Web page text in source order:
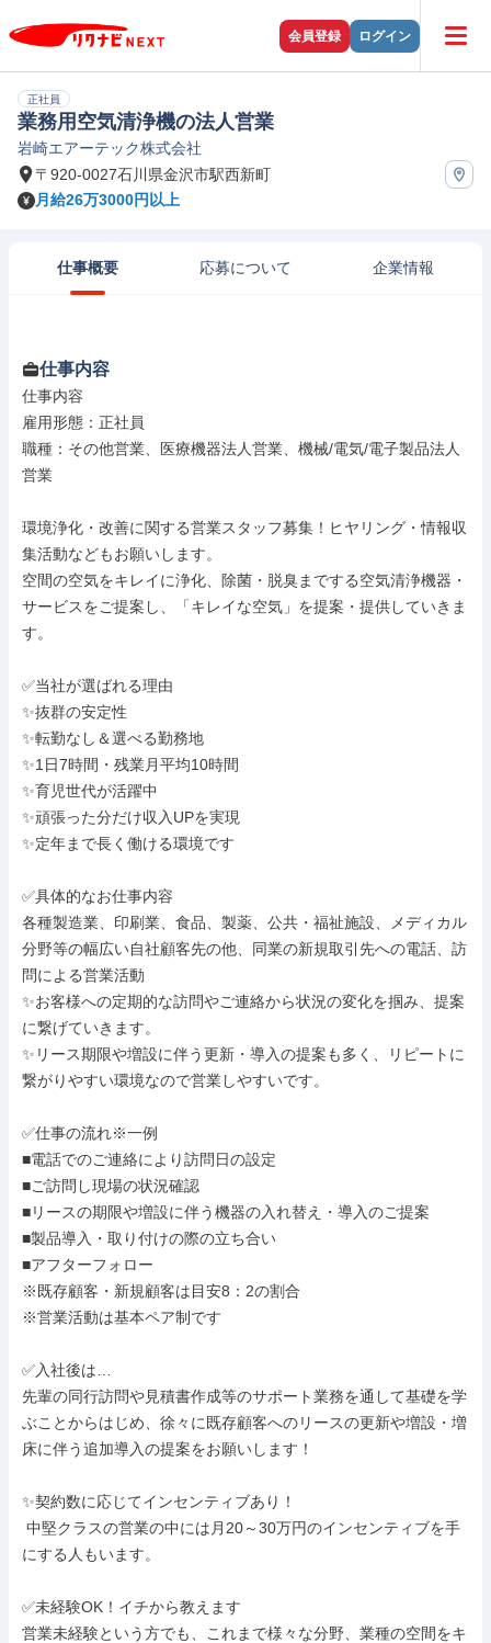
会員登録 ログイン
正社員
業務用空気清浄機の法人営業
岩崎エアーテック株式会社
〒920-0027石川県金沢市駅西新町
月給26万3000円以上
仕事概要 応募について 企業情報
仕事内容
仕事内容
雇用形態：正社員
職種：その他営業、医療機器法人営業、機械/電気/電子製品法人
営業
環境浄化・改善に関する営業スタッフ募集！ヒヤリング・情報収
集活動などもお願いします。
空間の空気をキレイに浄化、除菌・脱臭までする空気清浄機器・
サービスをご提案し、「キレイな空気」を提案・提供していきま
す。
✅当社が選ばれる理由
✨抜群の安定性
✨転勤なし＆選べる勤務地
✨1日7時間・残業月平均10時間
✨育児世代が活躍中
✨頑張った分だけ収入UPを実現
✨定年まで長く働ける環境です
✅具体的なお仕事内容
各種製造業、印刷業、食品、製薬、公共・福祉施設、メディカル
分野等の幅広い自社顧客先の他、同業の新規取引先への電話、訪
問による営業活動
✨お客様への定期的な訪問やご連絡から状況の変化を掴み、提案
に繋げていきます。
✨リース期限や増設に伴う更新・導入の提案も多く、リピートに
繋がりやすい環境なので営業しやすいです。
✅仕事の流れ※一例
■電話でのご連絡により訪問日の設定
■ご訪問し現場の状況確認
■リースの期限や増設に伴う機器の入れ替え・導入のご提案
■製品導入・取り付けの際の立ち合い
■アフターフォロー
※既存顧客・新規顧客は目安8：2の割合
※営業活動は基本ペア制です
✅入社後は…
先輩の同行訪問や見積書作成等のサポート業務を通して基礎を学
ぶことからはじめ、徐々に既存顧客へのリースの更新や増設・増
床に伴う追加導入の提案をお願いします！
✨契約数に応じてインセンティブあり！
にする人もいます。
✅未経験OK！イチから教えます
営業未経験という方でも、これまで様々な分野、業種の空間をキ